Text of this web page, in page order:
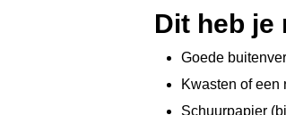
Dit heb je
Goede
Kwasten of een
Schuurpapier